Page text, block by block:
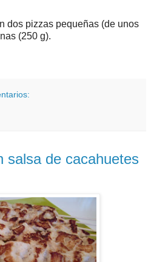
dos pizzas pequeñas (de unos
(250 g).
salsa de cacahuetes